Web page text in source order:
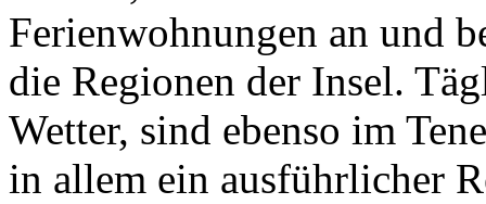
Ferienwohnungen an und
die Regionen der Insel.
Wetter, sind ebenso im
in allem ein ausführlicher